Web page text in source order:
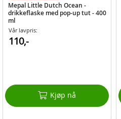
Mepal Little Dutch Ocean -
drikkeflaske med pop-up tut - 400
ml
Vår lavpris:
110,-
Kjøp nå